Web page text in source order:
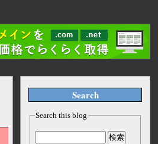
Search
Search this blog